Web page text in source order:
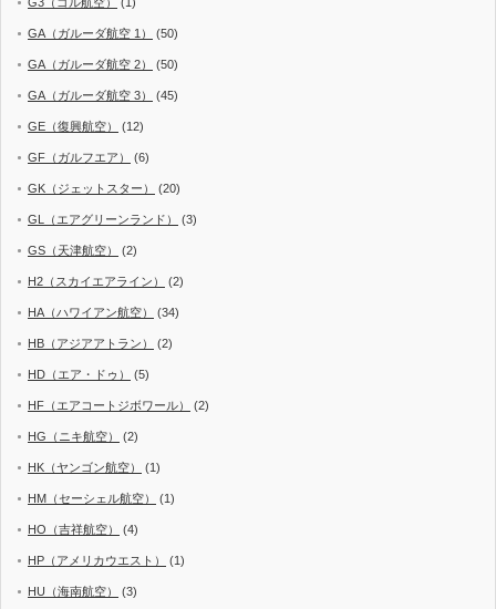
GA（ガルーダ航空 1） (50)
GA（ガルーダ航空 2） (50)
GA（ガルーダ航空 3） (45)
GE（復興航空） (12)
GF（ガルフエア） (6)
GK（ジェットスター） (20)
GL（エアグリーンランド） (3)
GS（天津航空） (2)
H2（スカイエアライン） (2)
HA（ハワイアン航空） (34)
HB（アジアアトラン） (2)
HD（エア・ドゥ） (5)
HF（エアコートジボワール） (2)
HG（ニキ航空） (2)
HK（ヤンゴン航空） (1)
HM（セーシェル航空） (1)
HO（吉祥航空） (4)
HP（アメリカウエスト） (1)
HU（海南航空） (3)